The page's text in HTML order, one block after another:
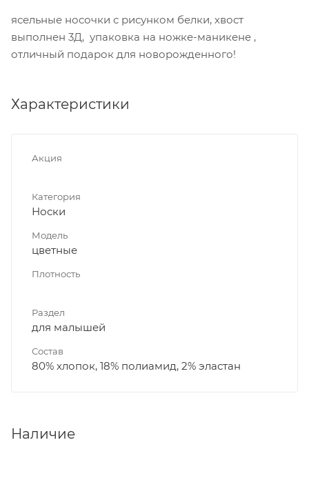
ясельные носочки с рисунком белки, хвост
выполнен 3Д, упаковка на ножке-маникене ,
отличный подарок для новорожденного!
Характеристики
Акция
Категория
Носки
Модель
цветные
Плотность
Раздел
для малышей
Состав
80% хлопок, 18% полиамид, 2% эластан
Наличие